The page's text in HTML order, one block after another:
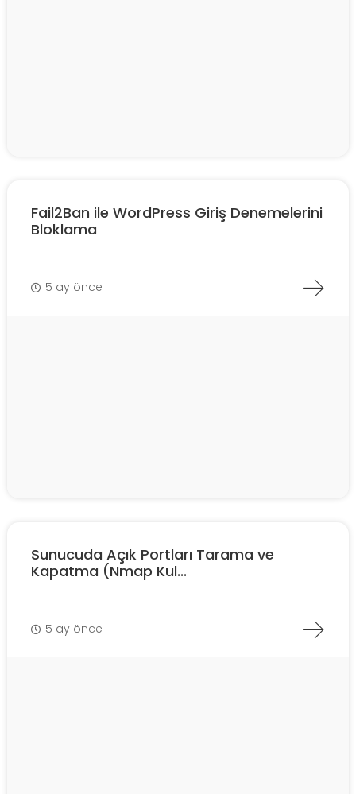
Fail2Ban ile WordPress Giriş Denemelerini
Bloklama
5 ay önce
Sunucuda Açık Portları Tarama ve
Kapatma (Nmap Kul...
5 ay önce